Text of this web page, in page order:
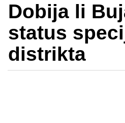
Dobija li
status
distrikta